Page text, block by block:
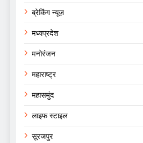
ब्रेकिंग न्यूज़
मध्यप्रदेश
मनोरंजन
महाराष्ट्र
महासमुंद
लाइफ स्टाइल
सूरजपुर